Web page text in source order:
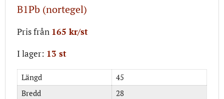
B1Pb (nortegel)
Pris från 165 kr/st
I lager: 13 st
Längd
45
Bredd
28